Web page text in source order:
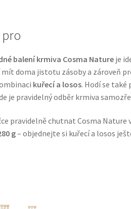
balení krmiva Cosma Natureje
doma jistotu zásoby a zároveň
kuřecí a losos. Hodí se také
je pravidelný odběr krmiva
pravidelně chutnat Cosma Nature
g– objednejte si kuřecí a losos